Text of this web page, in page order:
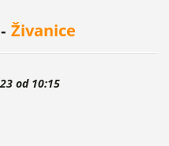
Živanice
od 10:15